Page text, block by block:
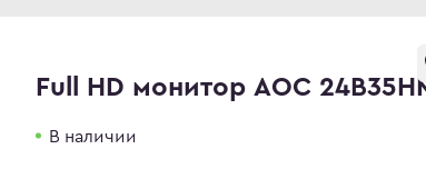
Full HD монитор AOC
В наличии